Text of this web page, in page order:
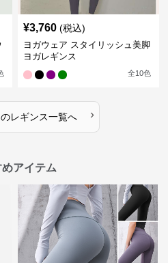
¥3,760 (税込)
ヨガウェア スタイリッシュ美脚
ヨガレギンス
全10色
のレギンス一覧へ ›
アイテム